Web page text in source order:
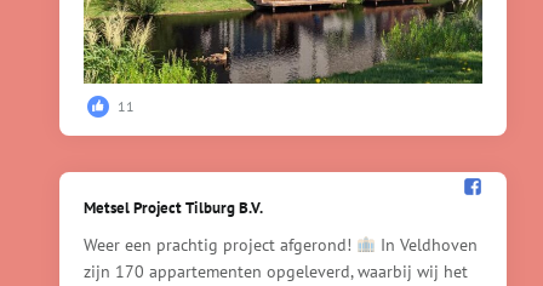
11
Metsel Project Tilburg B.V.️
Weer een prachtig project afgerond!
In Veldhoven
zijn 170 appartementen opgeleverd, waarbij wij het